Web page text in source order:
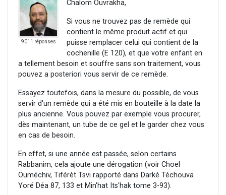
9011 réponses
Chalom Ouvrakha,
Si vous ne trouvez pas de remède qui
contient le même produit actif et qui
puisse remplacer celui qui contient de la
cochenille (E 120), et que votre enfant en
a tellement besoin et souffre sans son traitement, vous
pouvez a posteriori vous servir de ce remède.
Essayez toutefois, dans la mesure du possible, de vous
servir d'un remède qui a été mis en bouteille à la date la
plus ancienne. Vous pouvez par exemple vous procurer,
dès maintenant, un tube de ce gel et le garder chez vous
en cas de besoin.
En effet, si une année est passée, selon certains
Rabbanim, cela ajoute une dérogation (voir Choel
Ouméchiv, Tiférèt Tsvi rapporté dans Darké Téchouva
Yoré Déa 87, 133 et Min'hat Its'hak tome 3-93).